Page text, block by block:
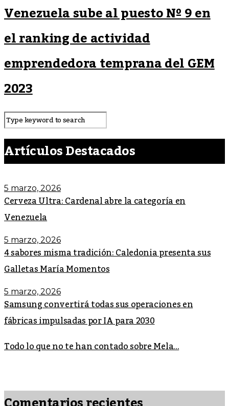
Venezuela sube al puesto Nº 9 en
el ranking de actividad
emprendedora temprana del GEM
2023
Artículos Destacados
5 marzo, 2026
Cerveza Ultra: Cardenal abre la categoría en
Venezuela
5 marzo, 2026
4 sabores misma tradición: Caledonia presenta sus
Galletas María Momentos
5 marzo, 2026
Samsung convertirá todas sus operaciones en
fábricas impulsadas por IA para 2030
Todo lo que no te han contado sobre Mela...